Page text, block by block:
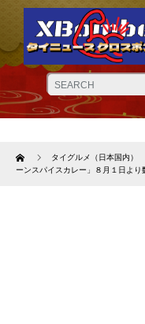
Home タイグルメ（日本国内）
ーンスパイスカレー」８月１日より